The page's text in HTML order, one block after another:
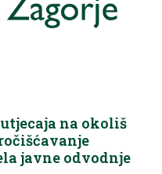
na okoliš
javne odvodnje